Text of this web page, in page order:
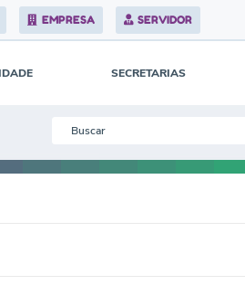
EMPRESA SERVIDOR
SECRETARIAS